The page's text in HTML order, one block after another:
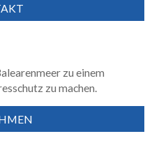
zu einem
zu machen.